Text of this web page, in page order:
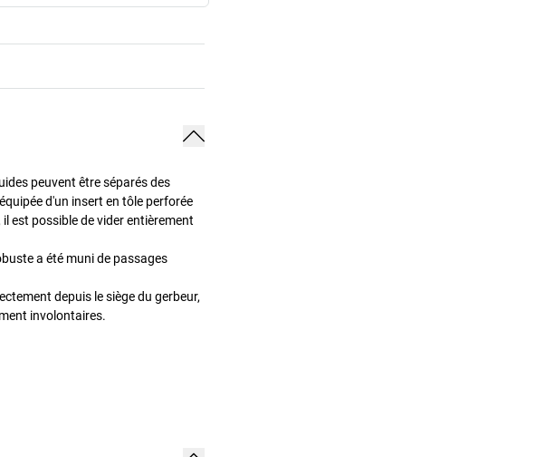
peuvent être séparés des
d'un insert en tôle perforée
est possible de vider entièrement
a été muni de passages
depuis le siège du gerbeur,
involontaires.